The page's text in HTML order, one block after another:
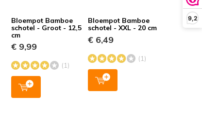
9,2
Bloempot Bamboe
schotel - Groot - 12,5
cm
€ 9,99
(1)
Bloempot Bamboe
schotel - XXL - 20 cm
€ 6,49
(1)